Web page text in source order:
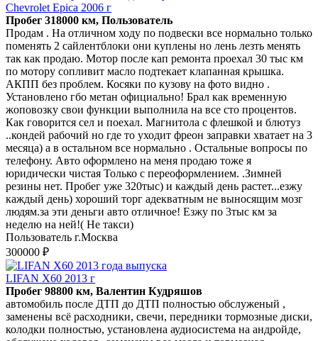
Chevrolet Epica 2006 г
Пробег 318000 км, Пользователь
Продам . На отличном ходу по подвески все нормально только
поменять 2 сайлентблоки они куплены но лень лезть менять
так как продаю. Мотор после кап ремонта проехал 30 тыс км
по мотору сопливит масло подтекает клапанная крышка.
АКПП без проблем. Косяки по кузову на фото видно .
Установлено гбо метан официально! Брал как временную
жоповозку свои функции выполнила на все сто процентов.
Как говорится сел и поехал. Магнитола с флешкой и блютуз
..кондей рабочий но где то уходит фреон заправки хватает на 3
месяца) а в остальном все нормально . Остальные вопросы по
телефону. Авто оформлено на меня продаю тоже я
юридически чистая Только с переоформлением. .Зимней
резины нет. Пробег уже 320тыс) и каждый день растет...езжу
каждый день) хороший торг адекватным не выносящим мозг
людям.за эти деньги авто отличное! Езжу по 3тыс км за
неделю на ней!( Не такси)
Пользователь г.Москва
300000 ₽
LIFAN X60 2013 г
Пробег 98800 км, Валентин Кудряшов
автомобиль после ДТП до ДТП полностью обслуженый ,
заменены всё расходники, свечи, передники тормозные диски,
колодки полностью, установлена аудиосистема на андройде,